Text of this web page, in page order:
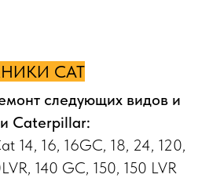
CAT
следующих видов и
Caterpillar:
14, 16, 16GC, 18, 24, 120,
140 GC, 150, 150 LVR